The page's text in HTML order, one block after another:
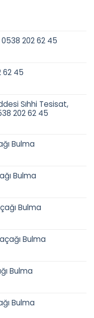
202 62 45
62 45
Sıhhi Tesisat,
202 62 45
Bulma
Bulma
Bulma
Bulma
Bulma
Bulma